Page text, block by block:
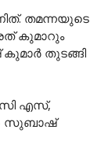
തമന്നയുടെ
കുമാറും
തുടങ്ങി
സി എസ്,
- സുബാഷ്